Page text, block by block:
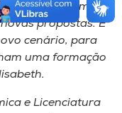
abordagem
propostas. É
cenário, para
uma formação
e Licenciatura